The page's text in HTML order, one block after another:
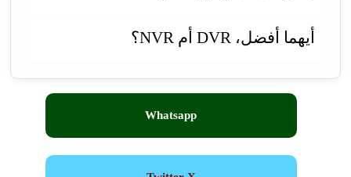
أيهما أفضل، DVR أم NVR؟
Whatsapp